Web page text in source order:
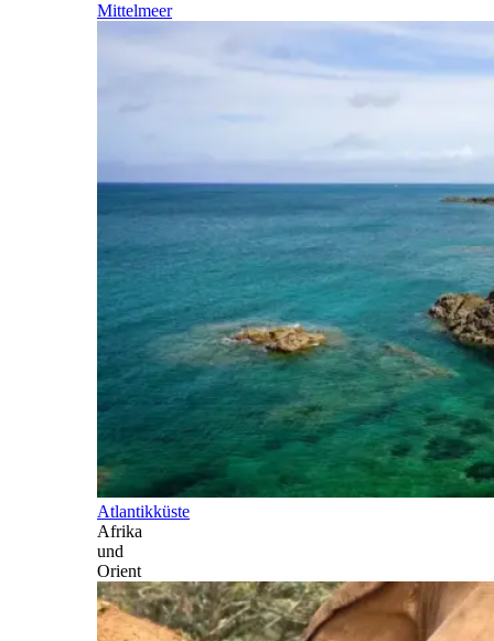
Mittelmeer
Atlantikküste
Afrika
und
Orient